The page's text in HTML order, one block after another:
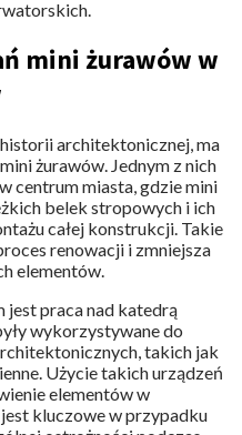
mini żurawów w
architektonicznej, ma
żurawów. Jednym z nich
centrum miasta, gdzie mini
belek stropowych i ich
całej konstrukcji. Takie
renowacji i zmniejsza
elementów.
jest praca nad katedrą
wykorzystywane do
takich jak
Użycie takich urządzeń
elementów w
kluczowe w przypadku